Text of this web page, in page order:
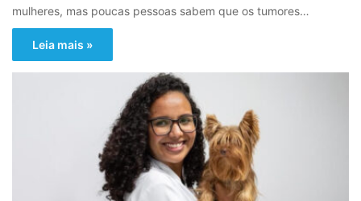
mulheres, mas poucas pessoas sabem que os tumores…
Leia mais »